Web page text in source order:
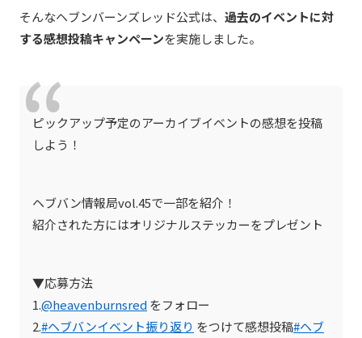
そんなヘブンバーンズレッド公式は、 過去のイベントに対
する感想投稿キャンペーンを実施しました。
ピックアップ予定のアーカイブイベントの感想を投稿
しよう！
ヘブバン情報局vol.45で一部を紹介！
紹介された方にはオリジナルステッカーをプレゼント
▼応募方法
1.@heavenburnsredをフォロー
2.#ヘブバンイベント振り返り をつけて感想投稿#ヘブ